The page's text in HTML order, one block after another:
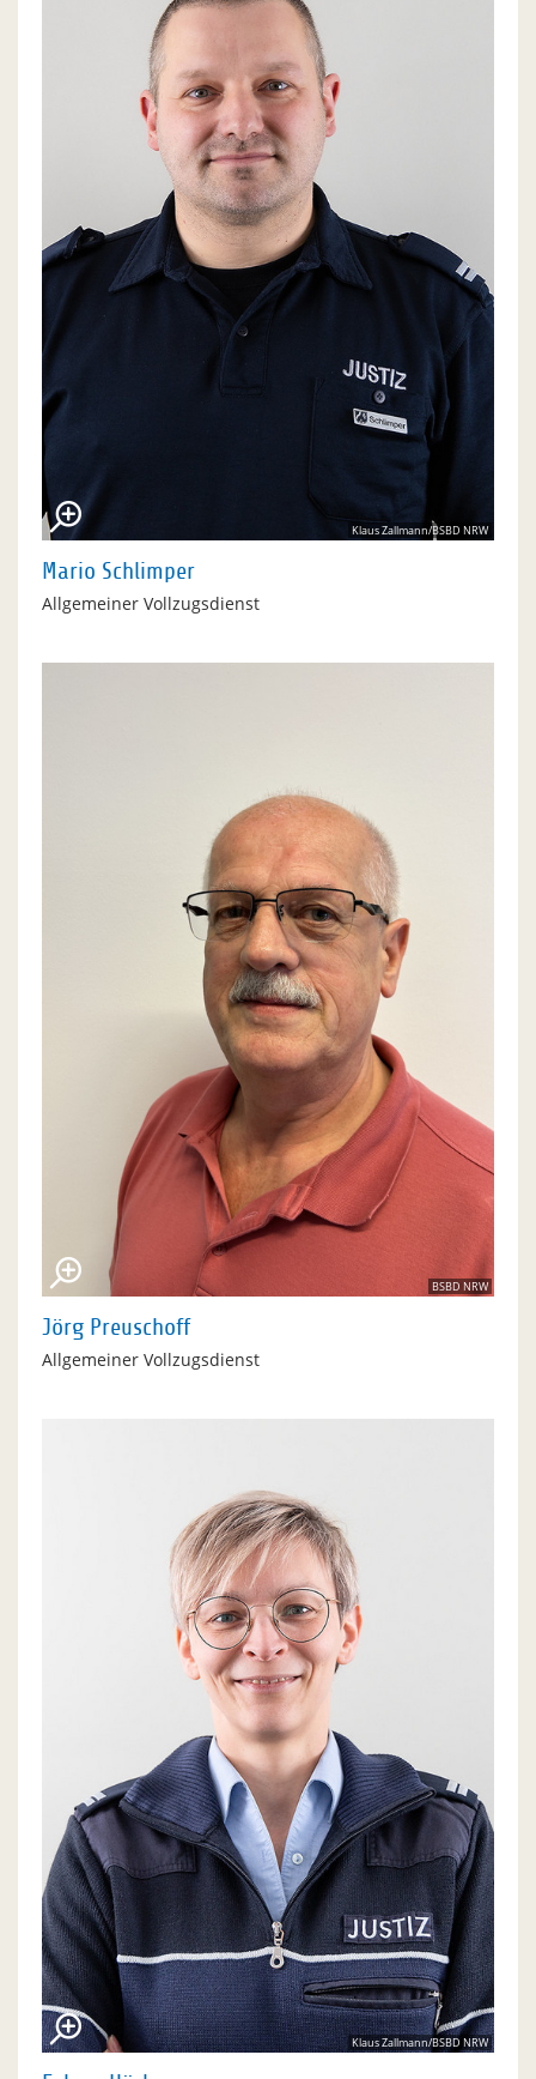
Klaus Zallmann/BSBD NRW
Mario Schlimper
Allgemeiner Vollzugsdienst
BSBD NRW
Jörg Preuschoff
Allgemeiner Vollzugsdienst
Klaus Zallmann/BSBD NRW